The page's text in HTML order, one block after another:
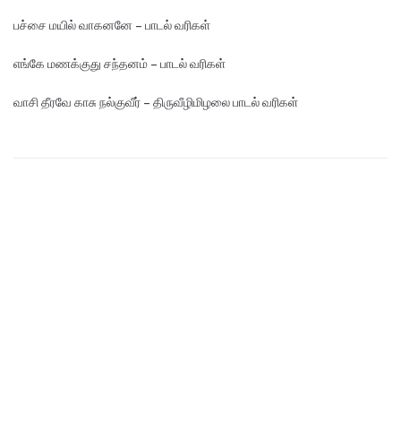
பச்சை மயில் வாகனனே – பாடல் வரிகள்
எங்கே மண‌க்குது சந்தனம் – பாடல் வரிகள்
வாசி தீரவே காசு நல்குவீர் – திருவீழிமிழலை பாடல் வரிகள்